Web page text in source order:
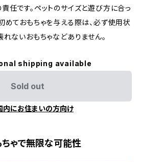
任です。ペットのサイズと遊び方に合っ
めておもちゃを与える際は、必ず使用状
れないおもちゃなどありません。
shipping available
Sold out
内にお住まいの方向け
ちゃで無限な可能性